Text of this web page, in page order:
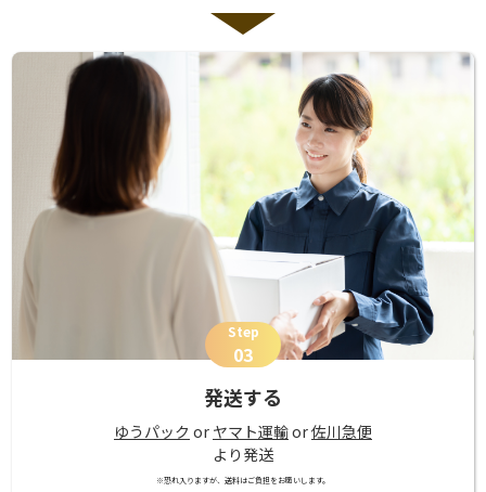
Step
03
発送する
ゆうパック or ヤマト運輸or佐川急便
より発送
※恐れ入りますが、送料はご負担をお願いします。